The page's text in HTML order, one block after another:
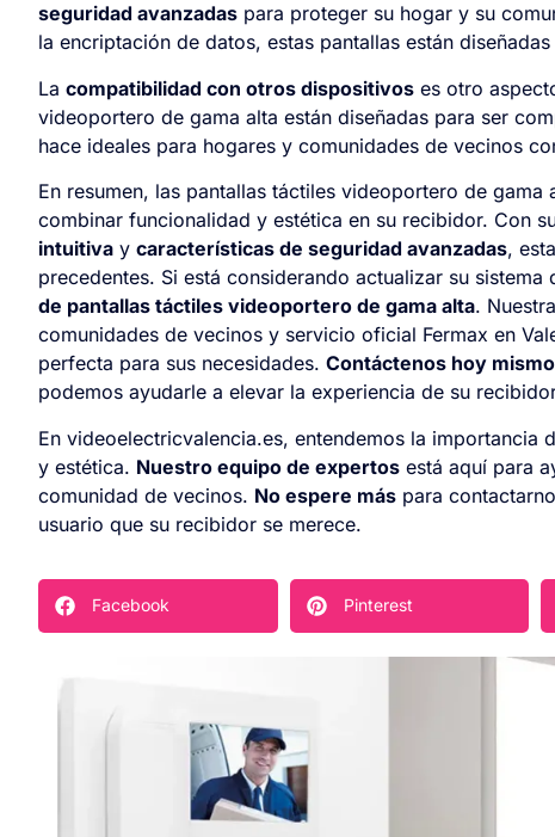
seguridad avanzadas para proteger su hogar y su
la encriptación de datos, estas pantallas están
La compatibilidad con otros dispositivos es otro
videoportero de gama alta están diseñadas para ser
hace ideales para hogares y comunidades de vecinos
En resumen, las pantallas táctiles videoportero de
combinar funcionalidad y estética en su recibidor. Con
intuitiva y características de seguridad avanzadas,
precedentes. Si está considerando actualizar su sistema
de pantallas táctiles videoportero de gama alta.
comunidades de vecinos y servicio oficial Fermax en
perfecta para sus necesidades. Contáctenos hoy mismo
podemos ayudarle a elevar la experiencia de su
En videoelectricvalencia.es, entendemos la
y estética. Nuestro equipo de expertos está aquí para
comunidad de vecinos. No espere más para
usuario que su recibidor se merece.
Facebook Pinterest